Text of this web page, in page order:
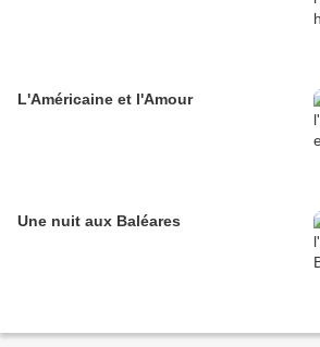
L'Américaine et l'Amour
Une nuit aux Baléares